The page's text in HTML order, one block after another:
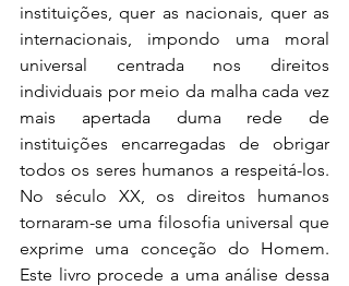
instituições, quer as nacionais, quer as
internacionais, impondo uma moral
universal centrada nos direitos
individuais por meio da malha cada vez
mais apertada duma rede de
instituições encarregadas de obrigar
todos os seres humanos a respeitá-los.
No século XX, os direitos humanos
tornaram-se uma filosofia universal que
exprime uma conceção do Homem.
Este livro procede a uma análise dessa